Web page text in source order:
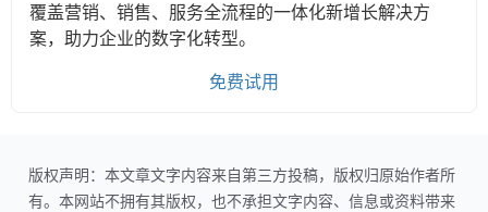
覆盖营销、销售、服务全流程的一体化新增长解决方
案，助力企业的数字化转型。
免费试用
版权声明：本文章文字内容来自第三方投稿，版权归原始作者所
有。本网站不拥有其版权，也不承担文字内容、信息或资料带来